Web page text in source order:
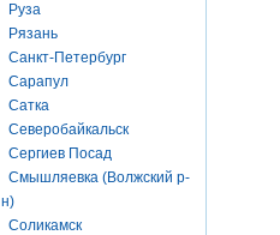
Руза
Рязань
Санкт-Петербург
Сарапул
Сатка
Северобайкальск
Сергиев Посад
Смышляевка (Волжский р-
н)
Соликамск